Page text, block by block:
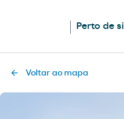
Perto de si
Voltar ao mapa